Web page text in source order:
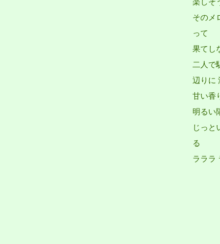
楽しそ
そのメ
って
果てし
二人で
辺りに
甘い香
明るい
じっと
る
ララ